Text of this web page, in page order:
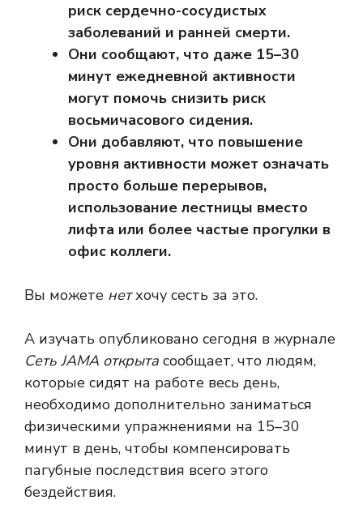
риск сердечно-сосудистых
заболеваний и ранней смерти.
Они сообщают, что даже 15–30
минут ежедневной активности
могут помочь снизить риск
восьмичасового сидения.
Они добавляют, что повышение
уровня активности может означать
просто больше перерывов,
использование лестницы вместо
лифта или более частые прогулки в
офис коллеги.
Вы можете нетхочу сесть за это.
А изучать опубликовано сегодня в журнале
Сеть JAMA открыта сообщает, что людям,
которые сидят на работе весь день,
необходимо дополнительно заниматься
физическими упражнениями на 15–30
минут в день, чтобы компенсировать
пагубные последствия всего этого
бездействия.